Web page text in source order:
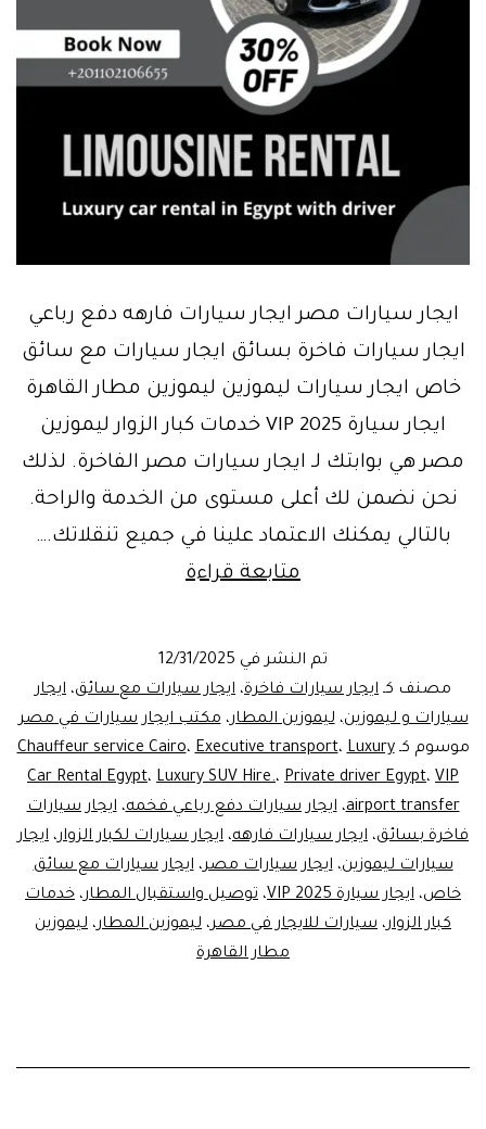
ايجار سيارات مصر ايجار سيارات فارهه دفع رباعي
ايجار سيارات فاخرة بسائق ايجار سيارات مع سائق
خاص ايجار سيارات ليموزين ليموزين مطار القاهرة
ايجار سيارة VIP 2025 خدمات كبار الزوار ليموزين
مصر هي بوابتك لـ ايجار سيارات مصر الفاخرة. لذلك
نحن نضمن لك أعلى مستوى من الخدمة والراحة.
بالتالي يمكنك الاعتماد علينا في جميع تنقلاتك.…
متابعة قراءةايجار
مصر
مع
سائق
خاص
خدمات
ليموزين
المطار
تم النشر في 12/31/2025
مصنف كـ ايجار سيارات فاخرة، ايجار سيارات مع سائق، ايجار
سيارات و ليموزين،ليموزين المطار،مكتب ايجار سيارات في مصر
موسوم كـ
Chauffeur service Cairo،Executive transport،Luxury
Car Rental Egypt، Luxury SUV Hire.، Private driver Egypt، VIP
airport transfer،ايجار سيارات دفع رباعي فخمه،ايجار سيارات
فاخرة بسائق، ايجار سيارات فارهه، ايجار سيارات لكبار الزوار، ايجار
سيارات ليموزين،ايجار سيارات مصر،ايجار سيارات مع سائق
خاص، ايجار سيارة VIP 2025 ، توصيل واستقبال المطار، خدمات
كبار الزوار، سيارات للايجار في مصر، ليموزين المطار، ليموزين
مطار القاهرة